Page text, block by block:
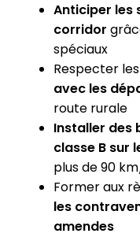
Anticiper les
corridor
spéciaux
Respecter les
avec les
route rurale
Installer des
classe B sur
plus de 90
Former aux
les
amendes